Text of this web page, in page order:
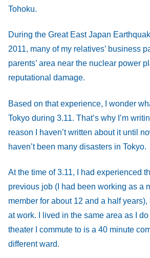
Tohoku.
During the Great East Japan
2011, many of my relatives’ business
parents’ area near the nuclear power
reputational damage.
Based on that experience, I wonder
Tokyo during 3.11. That’s why I’m
reason I haven’t written about it until
haven’t been many disasters in Tokyo.
At the time of 3.11, I had experienced
previous job (I had been working as a
member for about 12 and a half
at work. I lived in the same area as I
theater I commute to is a 40 minute
different ward.